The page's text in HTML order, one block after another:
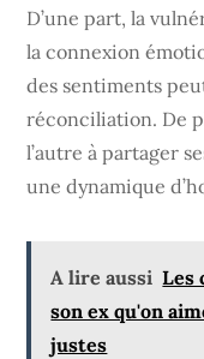
D’une part, la
la connexion
des sentiments
réconciliation. De
l’autre à partager
une dynamique
A lire aussi Les
son ex qu'on
justes